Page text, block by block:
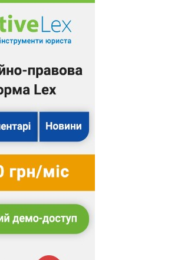
вимагає ґрунтовних знань у
Згадаймо хоча б фільми, в яких
та оперативний працівник
зустрічі змінити не можна»
про те, що свавіллям успіху
лише у вітчизняних умовах.
мав свій залізний правничий
ж реформа юридичної
основні риси підготовки
В той же час ці країни мають
й особливу систему
яка не була сприйнята навіть
Сподіваємося, що
нарешті посприяють
завершення справи з
Бо в нас там, де
там закінчується порядок. А